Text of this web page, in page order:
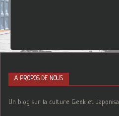
A PROPOS DE NOUS
Un blog sur la culture Geek et